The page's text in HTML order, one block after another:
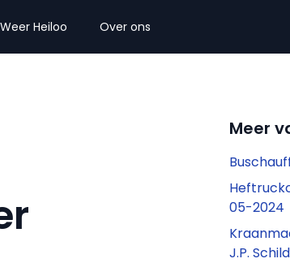
Weer Heiloo Over ons
Meer
05-2024
J.P.